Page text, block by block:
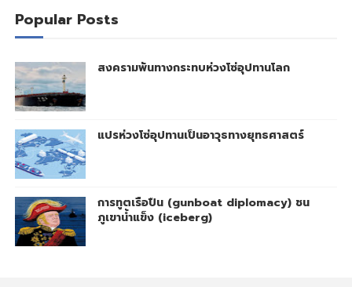
Popular Posts
สงครามพันทางกระทบห่วงโซ่อุปทานโลก
แปรห่วงโซ่อุปทานเป็นอาวุธทางยุทธศาสตร์
การทูตเรือปืน (gunboat diplomacy) ชน
ภูเขาน้ำแข็ง (iceberg)